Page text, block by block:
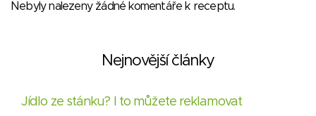
Nebyly nalezeny žádné komentáře k receptu.
Nejnovější články
Jídlo ze stánku? I to můžete reklamovat